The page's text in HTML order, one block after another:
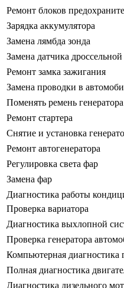
Ремонт блоков
Зарядка аккумулятора
Замена лямбда зонда
Замена датчика дроссельной
Ремонт замка зажигания
Замена проводки в
Поменять ремень генератора
Ремонт стартера
Снятие и установка
Ремонт автогенератора
Регулировка света фар
Замена фар
Диагностика работы
Проверка вариатора
Диагностика выхлопной
Проверка генератора
Компьютерная диагностика
Полная диагностика
Диагностика дизельного